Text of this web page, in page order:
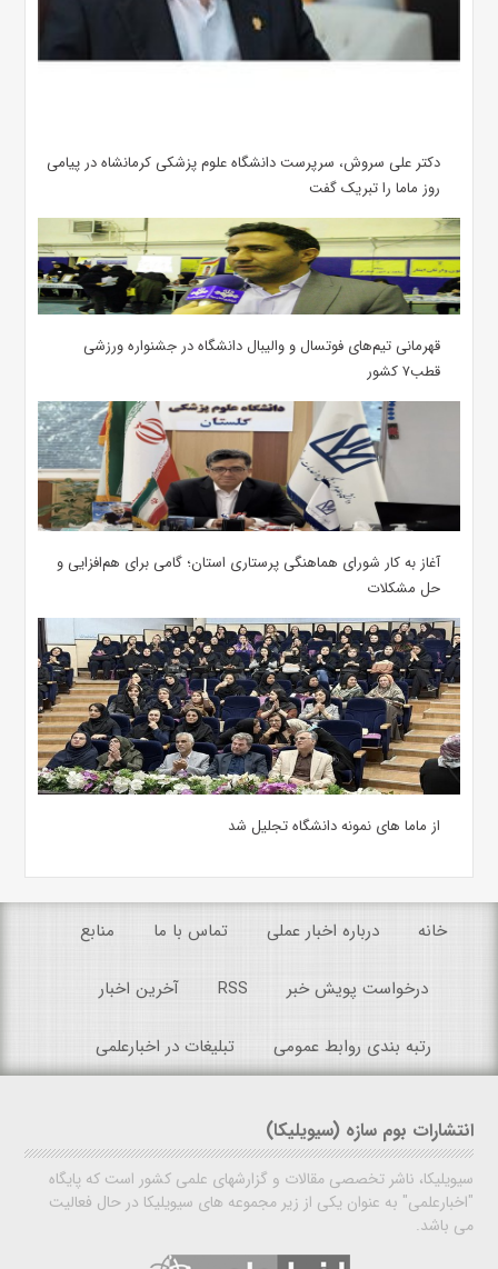
دکتر علی سروش، سرپرست دانشگاه علوم پزشکی کرمانشاه در پیامی
روز ماما را تبریک گفت
قهرمانی تیم‌های فوتسال و والیبال دانشگاه در جشنواره ورزشی
قطب۷ کشور
آغاز به کار شورای هماهنگی پرستاری استان؛ گامی برای هم‌افزایی و
حل مشکلات
از ماما های نمونه دانشگاه تجلیل شد
خانه درباره اخبار عملی تماس با ما منابع
درخواست پویش خبر RSS آخرین اخبار
رتبه بندی روابط عمومی تبلیغات در اخبارعلمی
انتشارات بوم سازه (سیویلیکا)
سیویلیکا، ناشر تخصصی مقالات و گزارشهای علمی کشور است که پایگاه
"اخبارعلمی" به عنوان یکی از زیر مجموعه های سیویلیکا در حال فعالیت
می باشد.